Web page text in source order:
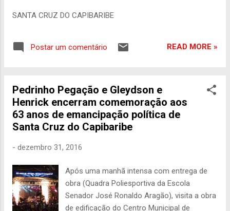
SANTA CRUZ DO CAPIBARIBE
Postar um comentário READ MORE »
Pedrinho Pegação e Gleydson e
Henrick encerram comemoração aos
63 anos de emancipação política de
Santa Cruz do Capibaribe
- dezembro 31, 2016
Após uma manhã intensa com entrega de
obra (Quadra Poliesportiva da Escola
Senador José Ronaldo Aragão), visita a obra
de edificação do Centro Municipal de